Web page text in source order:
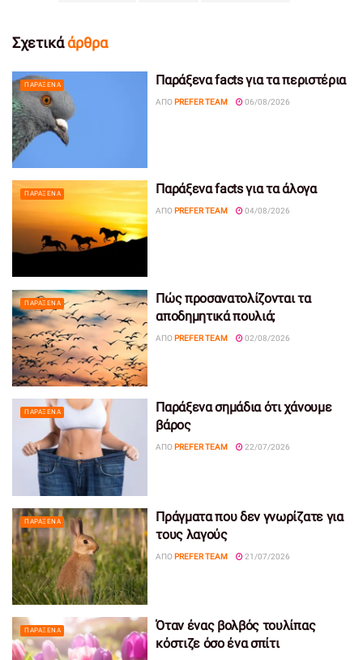
Σχετικάάρθρα
ΠΑΡΆΞΕΝΑ Παράξενα facts για τα περιστέρια
ΑΠΌ PREFER TEAM 06/08/2026
ΠΑΡΆΞΕΝΑ Παράξενα facts για τα άλογα
ΑΠΌ PREFER TEAM 04/08/2026
ΠΑΡΆΞΕΝΑ
Πώς προσανατολίζονται τα
αποδημητικά πουλιά;
ΑΠΌ PREFER TEAM 02/08/2026
ΠΑΡΆΞΕΝΑ
Παράξενα σημάδια ότι χάνουμε
βάρος
ΑΠΌ PREFER TEAM 22/07/2026
ΠΑΡΆΞΕΝΑ
Πράγματα που δεν γνωρίζατε για
τους λαγούς
ΑΠΌ PREFER TEAM 21/07/2026
ΠΑΡΆΞΕΝΑ
Όταν ένας βολβός τουλίπας
κόστιζε όσο ένα σπίτι